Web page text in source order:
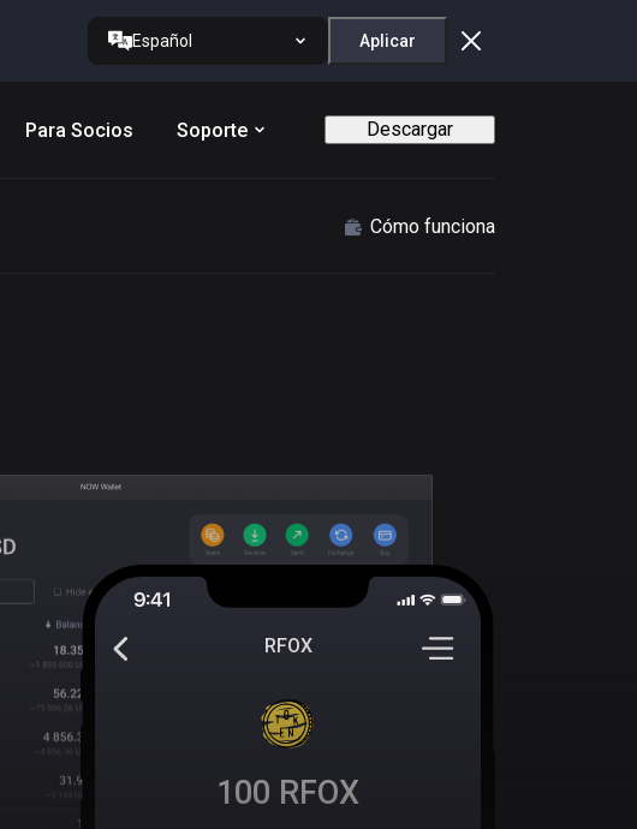
Español Aplicar
Para Socios Soporte Descargar
Cómo funciona
RFOX
100 RFOX